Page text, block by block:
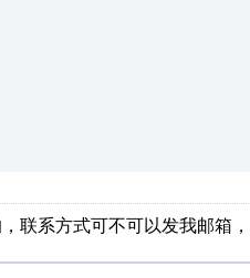
联系方式可不可以发我邮箱